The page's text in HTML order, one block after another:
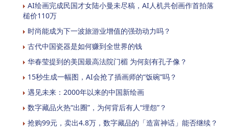
AI绘画完成民国才女陆小曼未尽稿，AI人机共创画作首拍落
槌价110万
时尚能成为下一波旅游业增值的强劲动力吗？
古代中国瓷器是如何赚到全世界的钱
华春莹提到的美国最高法院门楣 为何刻有孔子像？
15秒生成一幅图，AI会抢了插画师的“饭碗”吗？
遇见未来：2000年以来的中国新绘画
数字藏品火热“出圈”，为何背后有人“埋怨”？
抢购99元，卖出4.8万，数字藏品的「造富神话」能否继续？